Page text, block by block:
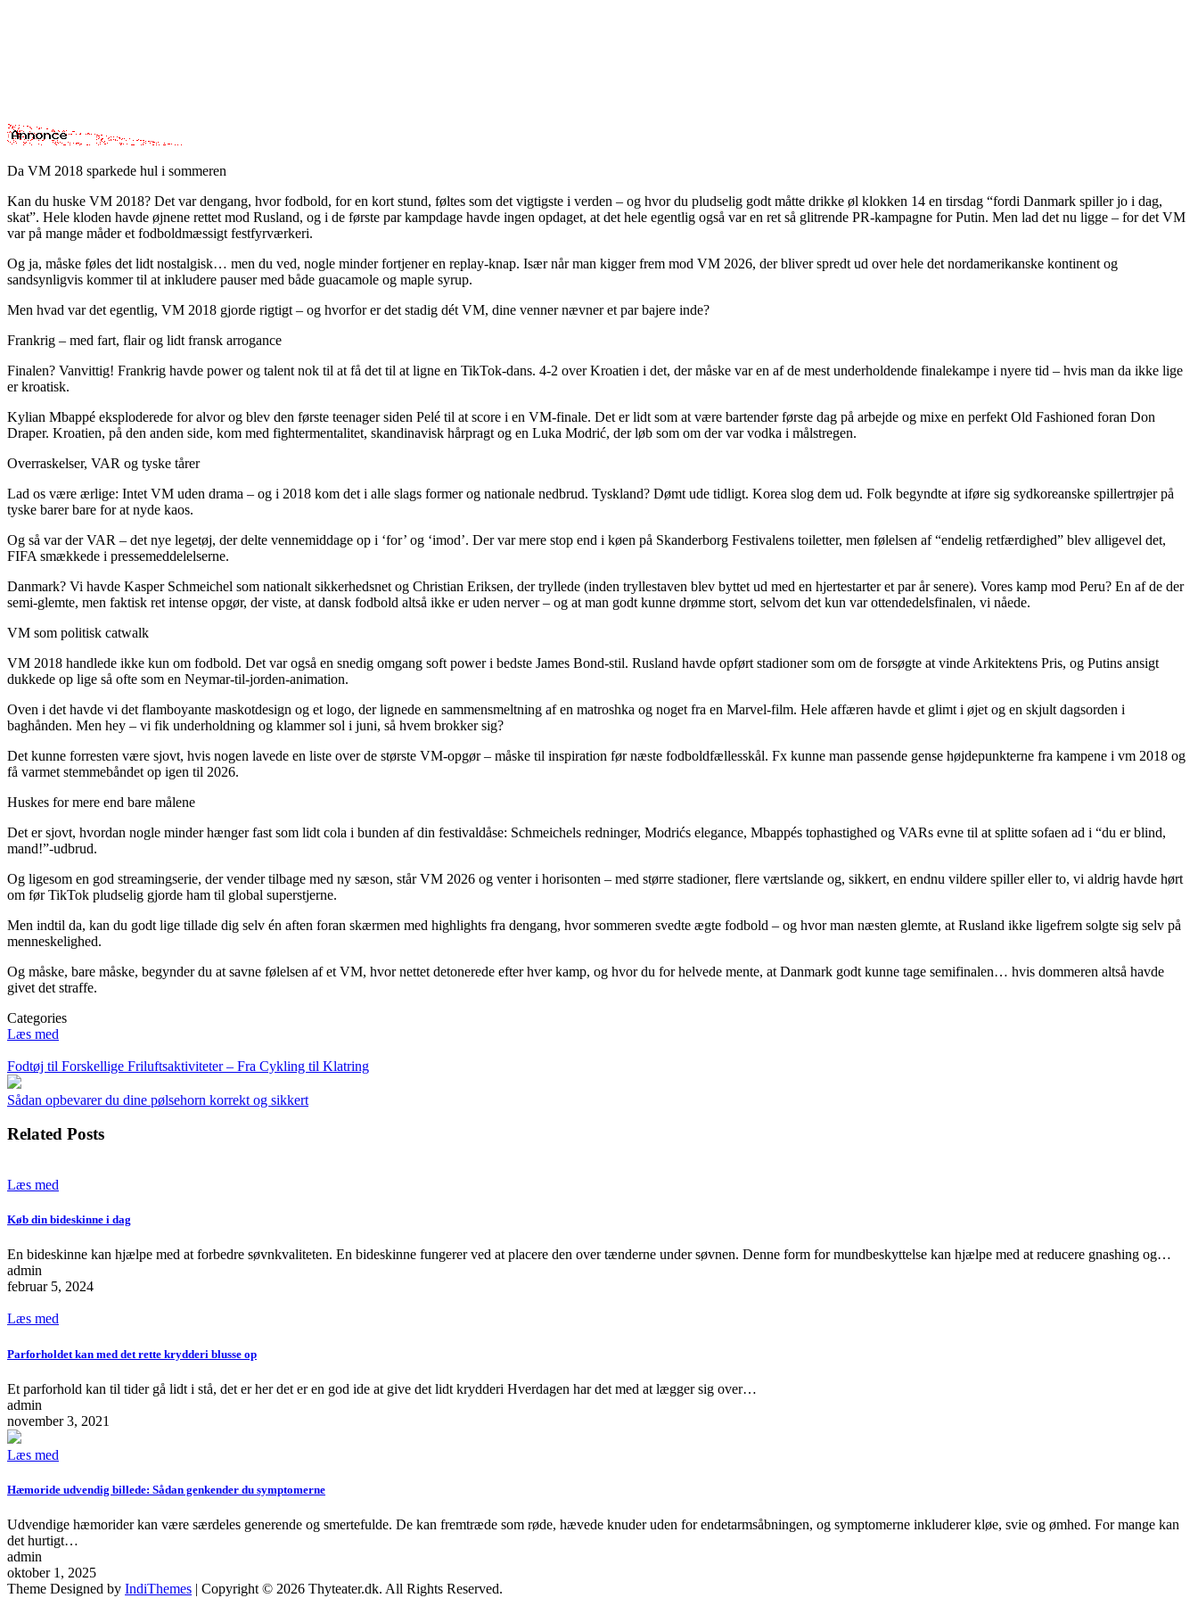
Da VM 2018 sparkede hul i sommeren
Kan du huske VM 2018? Det var dengang, hvor fodbold, for en kort stund, føltes som det vigtigste i verden – og hvor du pludselig godt måtte drikke øl klokken 14 en tirsdag “fordi Danmark spiller jo i dag,
skat”. Hele kloden havde øjnene rettet mod Rusland, og i de første par kampdage havde ingen opdaget, at det hele egentlig også var en ret så glitrende PR-kampagne for Putin. Men lad det nu ligge – for det VM
var på mange måder et fodboldmæssigt festfyrværkeri.
Og ja, måske føles det lidt nostalgisk… men du ved, nogle minder fortjener en replay-knap. Især når man kigger frem mod VM 2026, der bliver spredt ud over hele det nordamerikanske kontinent og
sandsynligvis kommer til at inkludere pauser med både guacamole og maple syrup.
Men hvad var det egentlig, VM 2018 gjorde rigtigt – og hvorfor er det stadig dét VM, dine venner nævner et par bajere inde?
Frankrig – med fart, flair og lidt fransk arrogance
Finalen? Vanvittig! Frankrig havde power og talent nok til at få det til at ligne en TikTok-dans. 4-2 over Kroatien i det, der måske var en af de mest underholdende finalekampe i nyere tid – hvis man da ikke lige
er kroatisk.
Kylian Mbappé eksploderede for alvor og blev den første teenager siden Pelé til at score i en VM-finale. Det er lidt som at være bartender første dag på arbejde og mixe en perfekt Old Fashioned foran Don
Draper. Kroatien, på den anden side, kom med fightermentalitet, skandinavisk hårpragt og en Luka Modrić, der løb som om der var vodka i målstregen.
Overraskelser, VAR og tyske tårer
Lad os være ærlige: Intet VM uden drama – og i 2018 kom det i alle slags former og nationale nedbrud. Tyskland? Dømt ude tidligt. Korea slog dem ud. Folk begyndte at iføre sig sydkoreanske spillertrøjer på
tyske barer bare for at nyde kaos.
Og så var der VAR – det nye legetøj, der delte vennemiddage op i ‘for’ og ‘imod’. Der var mere stop end i køen på Skanderborg Festivalens toiletter, men følelsen af “endelig retfærdighed” blev alligevel det,
FIFA smækkede i pressemeddelelserne.
Danmark? Vi havde Kasper Schmeichel som nationalt sikkerhedsnet og Christian Eriksen, der tryllede (inden tryllestaven blev byttet ud med en hjertestarter et par år senere). Vores kamp mod Peru? En af de der
semi-glemte, men faktisk ret intense opgør, der viste, at dansk fodbold altså ikke er uden nerver – og at man godt kunne drømme stort, selvom det kun var ottendedelsfinalen, vi nåede.
VM som politisk catwalk
VM 2018 handlede ikke kun om fodbold. Det var også en snedig omgang soft power i bedste James Bond-stil. Rusland havde opført stadioner som om de forsøgte at vinde Arkitektens Pris, og Putins ansigt
dukkede op lige så ofte som en Neymar-til-jorden-animation.
Oven i det havde vi det flamboyante maskotdesign og et logo, der lignede en sammensmeltning af en matroshka og noget fra en Marvel-film. Hele affæren havde et glimt i øjet og en skjult dagsorden i
baghånden. Men hey – vi fik underholdning og klammer sol i juni, så hvem brokker sig?
Det kunne forresten være sjovt, hvis nogen lavede en liste over de største VM-opgør – måske til inspiration før næste fodboldfællesskål. Fx kunne man passende gense højdepunkterne fra kampene i vm 2018 og
få varmet stemmebåndet op igen til 2026.
Huskes for mere end bare målene
Det er sjovt, hvordan nogle minder hænger fast som lidt cola i bunden af din festivaldåse: Schmeichels redninger, Modrićs elegance, Mbappés tophastighed og VARs evne til at splitte sofaen ad i “du er blind,
mand!”-udbrud.
Og ligesom en god streamingserie, der vender tilbage med ny sæson, står VM 2026 og venter i horisonten – med større stadioner, flere værtslande og, sikkert, en endnu vildere spiller eller to, vi aldrig havde hørt
om før TikTok pludselig gjorde ham til global superstjerne.
Men indtil da, kan du godt lige tillade dig selv én aften foran skærmen med highlights fra dengang, hvor sommeren svedte ægte fodbold – og hvor man næsten glemte, at Rusland ikke ligefrem solgte sig selv på
menneskelighed.
Og måske, bare måske, begynder du at savne følelsen af et VM, hvor nettet detonerede efter hver kamp, og hvor du for helvede mente, at Danmark godt kunne tage semifinalen… hvis dommeren altså havde
givet det straffe.
Categories
Læs med
Fodtøj til Forskellige Friluftsaktiviteter – Fra Cykling til Klatring
Sådan opbevarer du dine pølsehorn korrekt og sikkert
Related Posts
Læs med
Køb din bideskinne i dag
En bideskinne kan hjælpe med at forbedre søvnkvaliteten. En bideskinne fungerer ved at placere den over tænderne under søvnen. Denne form for mundbeskyttelse kan hjælpe med at reducere gnashing og…
admin
februar 5, 2024
Læs med
Parforholdet kan med det rette krydderi blusse op
Et parforhold kan til tider gå lidt i stå, det er her det er en god ide at give det lidt krydderi Hverdagen har det med at lægger sig over…
admin
november 3, 2021
Læs med
Hæmoride udvendig billede: Sådan genkender du symptomerne
Udvendige hæmorider kan være særdeles generende og smertefulde. De kan fremtræde som røde, hævede knuder uden for endetarmsåbningen, og symptomerne inkluderer kløe, svie og ømhed. For mange kan
det hurtigt…
admin
oktober 1, 2025
Theme Designed by IndiThemes | Copyright © 2026 Thyteater.dk. All Rights Reserved.